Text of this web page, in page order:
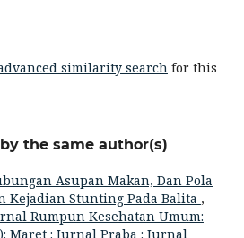
similarity searchfor this
the same author(s)
Asupan Makan, Dan Pola
Kejadian Stunting Pada Balita ,
Rumpun Kesehatan Umum:
Maret : Jurnal Praba : Jurnal